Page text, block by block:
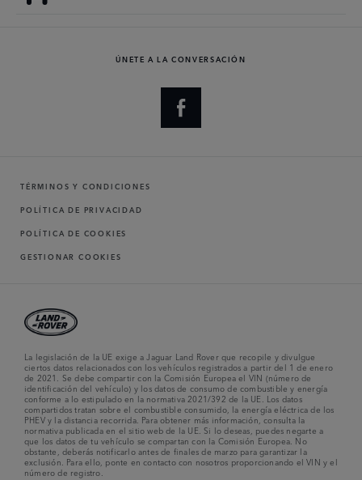
ÚNETE A LA CONVERSACIÓN
TÉRMINOS Y CONDICIONES
POLÍTICA DE PRIVACIDAD
POLÍTICA DE COOKIES
GESTIONAR COOKIES
La legislación de la UE exige a Jaguar Land Rover que recopile y divulgue
ciertos datos relacionados con los vehículos registrados a partir del 1 de enero
de 2021. Se debe compartir con la Comisión Europea el VIN (número de
identificación del vehículo) y los datos de consumo de combustible y energía
conforme a lo estipulado en la normativa 2021/392 de la UE. Los datos
compartidos tratan sobre el combustible consumido, la energía eléctrica de los
PHEV y la distancia recorrida. Para obtener más información, consulta la
normativa publicada en el sitio web de la UE. Si lo deseas, puedes negarte a
que los datos de tu vehículo se compartan con la Comisión Europea. No
obstante, deberás notificarlo antes de finales de marzo para garantizar la
exclusión. Para ello, ponte en contacto con nosotros proporcionando el VIN y el
número de registro.